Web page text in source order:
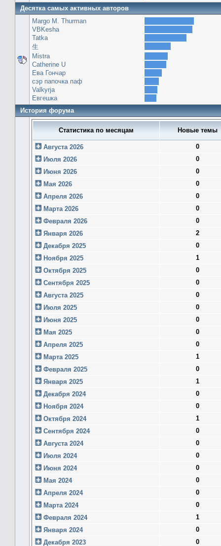
Десятка самых активных авторов
Margo M. Thurman
VBKesha
Tatka
生
Mistra
Catherine U
Ева Гончар
сэр папочка паф
Valkyrja
Евгешка
История форума
Статистика по месяцам Новые темы
Августа 2026
0
Июля 2026
0
Июня 2026
0
Мая 2026
0
Апреля 2026
0
Марта 2026
0
Февраля 2026
0
Января 2026
2
Декабря 2025
0
Ноября 2025
1
Октября 2025
0
Сентября 2025
0
Августа 2025
0
Июля 2025
0
Июня 2025
0
Мая 2025
0
Апреля 2025
0
Марта 2025
1
Февраля 2025
0
Января 2025
1
Декабря 2024
0
Ноября 2024
0
Октября 2024
1
Сентября 2024
0
Августа 2024
0
Июля 2024
0
Июня 2024
0
Мая 2024
0
Апреля 2024
0
Марта 2024
0
Февраля 2024
1
Января 2024
0
Декабря 2023
0